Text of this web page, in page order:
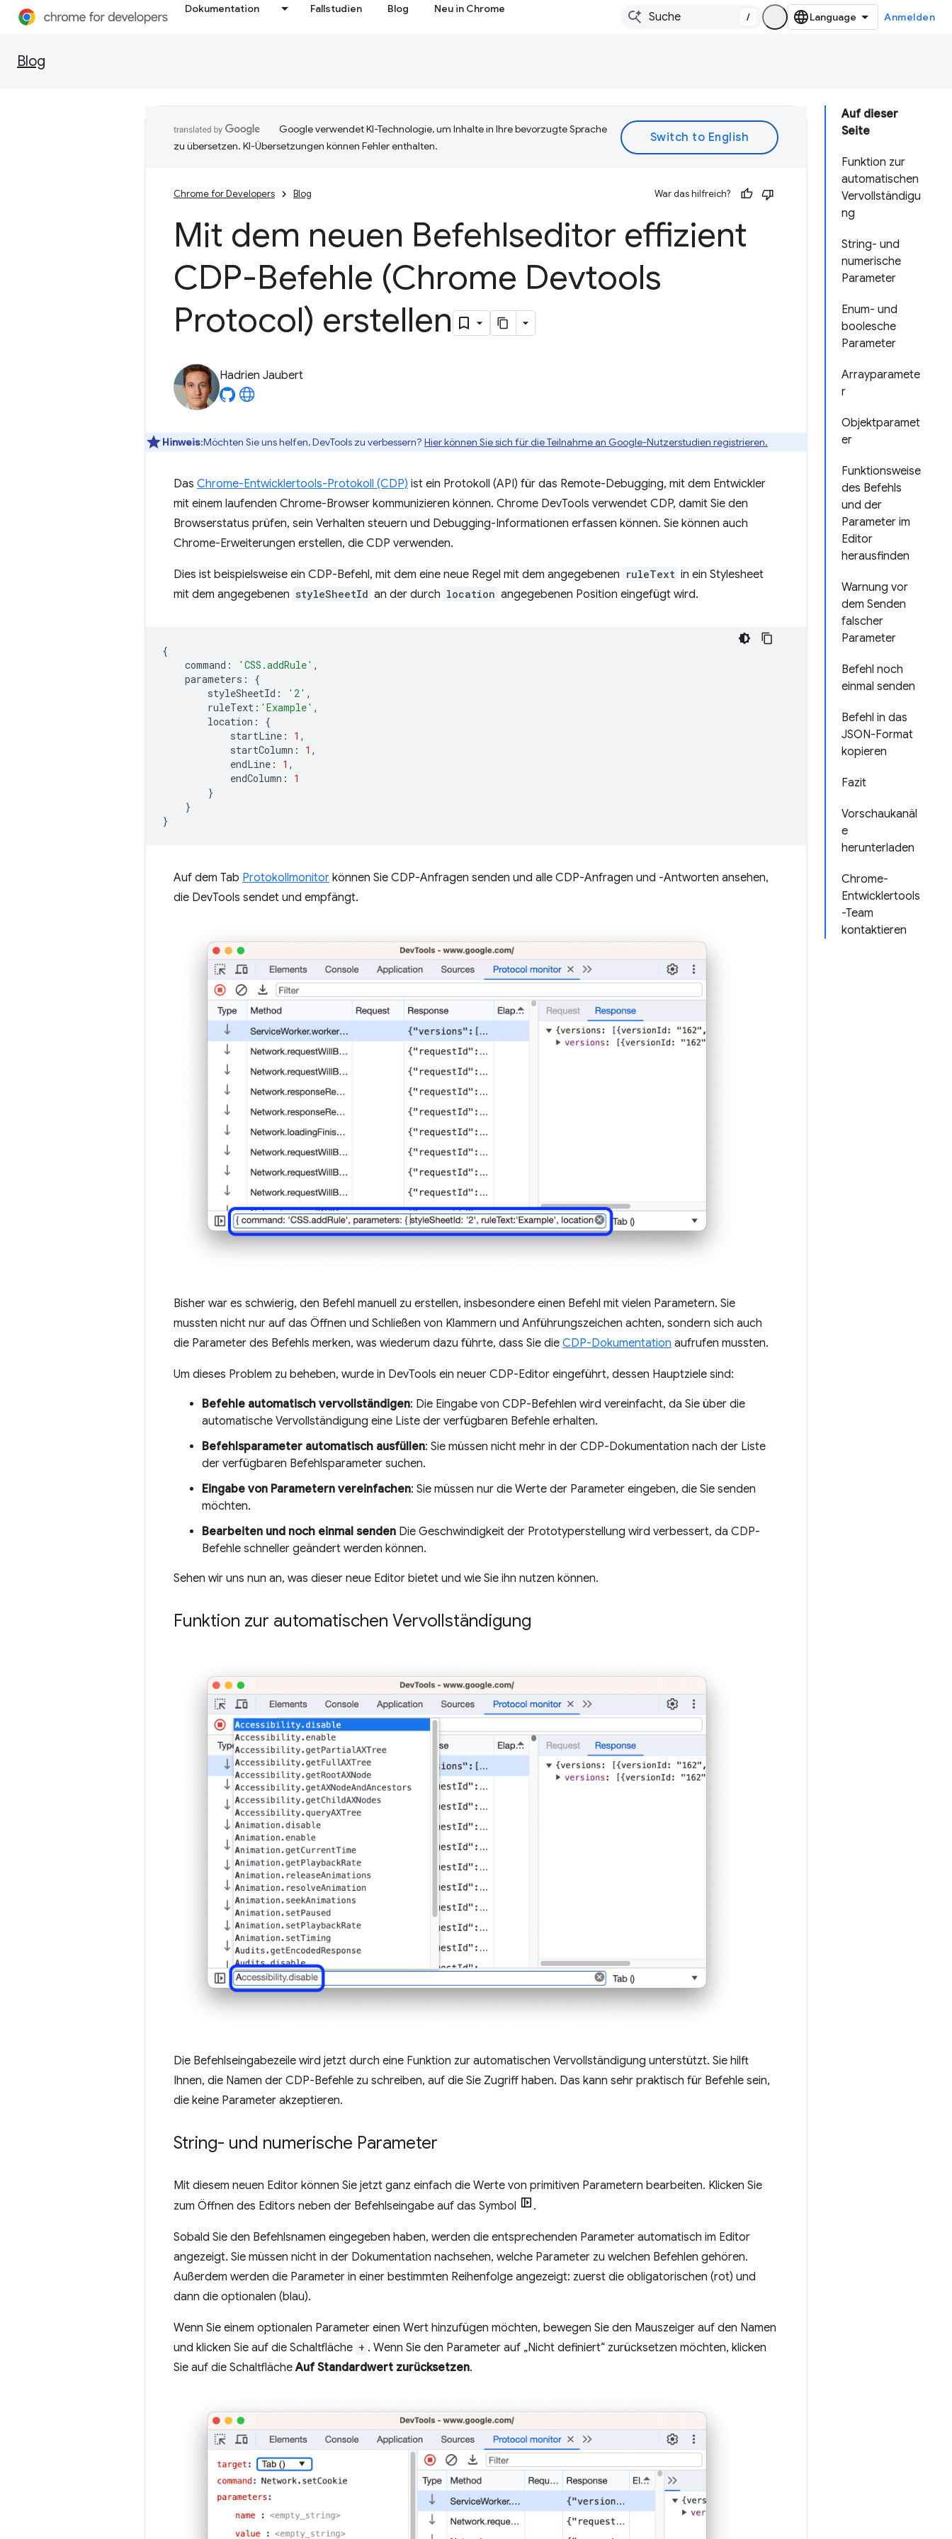
Dokumentation Fallstudien Blog Neu in Chrome
/ Anmelden
Blog
Auf dieser
Seite
Funktion zur
automatischen
Vervollständigu
ng
String- und
numerische
Parameter
Enum- und
boolesche
Parameter
Arrayparamete
r
Objektparamet
er
Funktionsweise
des Befehls
und der
Parameter im
Editor
herausfinden
Warnung vor
dem Senden
falscher
Parameter
Befehl noch
einmal senden
Befehl in das
JSON-Format
kopieren
Fazit
Vorschaukanäl
e
herunterladen
Chrome-
Entwicklertools
-Team
kontaktieren
Google verwendet KI-Technologie, um Inhalte in Ihre bevorzugte Sprache
zu übersetzen. KI-Übersetzungen können Fehler enthalten.
Chrome for Developers Blog War das hilfreich?
Mit dem neuen Befehlseditor effizient
CDP-Befehle (Chrome Devtools
Protocol) erstellen
Hadrien Jaubert
Hinweis:Möchten Sie uns helfen, DevTools zu verbessern? Hier können Sie sich für die Teilnahme an Google-Nutzerstudien registrieren.
Das Chrome-Entwicklertools-Protokoll (CDP) ist ein Protokoll (API) für das Remote-Debugging, mit dem Entwickler
mit einem laufenden Chrome-Browser kommunizieren können. Chrome DevTools verwendet CDP, damit Sie den
Browserstatus prüfen, sein Verhalten steuern und Debugging-Informationen erfassen können. Sie können auch
Chrome-Erweiterungen erstellen, die CDP verwenden.
Dies ist beispielsweise ein CDP-Befehl, mit dem eine neue Regel mit dem angegebenen ruleText in ein Stylesheet
mit dem angegebenen styleSheetId an der durch location angegebenen Position eingefügt wird.
{
command : 'CSS.addRule' ,
parameters :
{
styleSheetId : '2' ,
ruleText : 'Example' ,
location :
{
startLine : 1 ,
startColumn : 1 ,
endLine : 1 ,
endColumn :
1
}
}
}
Auf dem Tab Protokollmonitor können Sie CDP-Anfragen senden und alle CDP-Anfragen und -Antworten ansehen,
die DevTools sendet und empfängt.
Bisher war es schwierig, den Befehl manuell zu erstellen, insbesondere einen Befehl mit vielen Parametern. Sie
mussten nicht nur auf das Öffnen und Schließen von Klammern und Anführungszeichen achten, sondern sich auch
die Parameter des Befehls merken, was wiederum dazu führte, dass Sie die CDP-Dokumentation aufrufen mussten.
Um dieses Problem zu beheben, wurde in DevTools ein neuer CDP-Editor eingeführt, dessen Hauptziele sind:
Befehle automatisch vervollständigen: Die Eingabe von CDP-Befehlen wird vereinfacht, da Sie über die
automatische Vervollständigung eine Liste der verfügbaren Befehle erhalten.
Befehlsparameter automatisch ausfüllen: Sie müssen nicht mehr in der CDP-Dokumentation nach der Liste
der verfügbaren Befehlsparameter suchen.
Eingabe von Parametern vereinfachen: Sie müssen nur die Werte der Parameter eingeben, die Sie senden
möchten.
Bearbeiten und noch einmal senden Die Geschwindigkeit der Prototyperstellung wird verbessert, da CDP-
Befehle schneller geändert werden können.
Sehen wir uns nun an, was dieser neue Editor bietet und wie Sie ihn nutzen können.
Funktion zur automatischen Vervollständigung
Die Befehlseingabezeile wird jetzt durch eine Funktion zur automatischen Vervollständigung unterstützt. Sie hilft
Ihnen, die Namen der CDP-Befehle zu schreiben, auf die Sie Zugriff haben. Das kann sehr praktisch für Befehle sein,
die keine Parameter akzeptieren.
String- und numerische Parameter
Mit diesem neuen Editor können Sie jetzt ganz einfach die Werte von primitiven Parametern bearbeiten. Klicken Sie
zum Öffnen des Editors neben der Befehlseingabe auf das Symbol
.
Sobald Sie den Befehlsnamen eingegeben haben, werden die entsprechenden Parameter automatisch im Editor
angezeigt. Sie müssen nicht in der Dokumentation nachsehen, welche Parameter zu welchen Befehlen gehören.
Außerdem werden die Parameter in einer bestimmten Reihenfolge angezeigt: zuerst die obligatorischen (rot) und
dann die optionalen (blau).
Wenn Sie einem optionalen Parameter einen Wert hinzufügen möchten, bewegen Sie den Mauszeiger auf den Namen
und klicken Sie auf die Schaltfläche + . Wenn Sie den Parameter auf „Nicht definiert“ zurücksetzen möchten, klicken
Sie auf die SchaltflächeAuf Standardwert zurücksetzen.